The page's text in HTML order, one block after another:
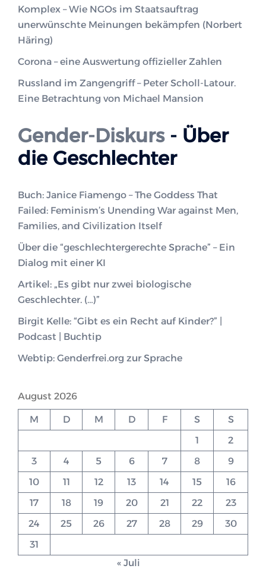
Komplex – Wie NGOs im Staatsauftrag
unerwünschte Meinungen bekämpfen (Norbert
Häring)
Corona – eine Auswertung offizieller Zahlen
Russland im Zangengriff – Peter Scholl-Latour.
Eine Betrachtung von Michael Mansion
Gender-Diskurs- Über
die Geschlechter
Buch: Janice Fiamengo – The Goddess That
Failed: Feminism’s Unending War against Men,
Families, and Civilization Itself
Über die “geschlechtergerechte Sprache” – Ein
Dialog mit einer KI
Artikel: „Es gibt nur zwei biologische
Geschlechter. (…)”
Birgit Kelle: “Gibt es ein Recht auf Kinder?” |
Podcast | Buchtip
Webtip: Genderfrei.org zur Sprache
August 2026
M D M D F S
S
1
2
3
4 5 6 7 8
9
10
11 12 13 14 15
16
17
18 19 20 21 22
23
24
25 26 27 28 29
30
31
« Juli